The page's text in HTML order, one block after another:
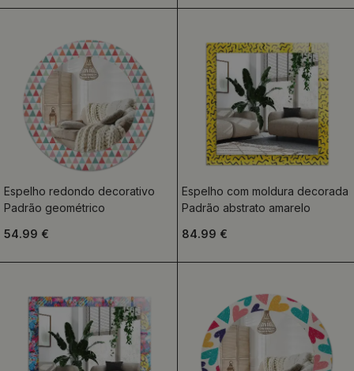
Espelho redondo decorativo
Padrão geométrico
54.99 €
Espelho com moldura decorada
Padrão abstrato amarelo
84.99 €